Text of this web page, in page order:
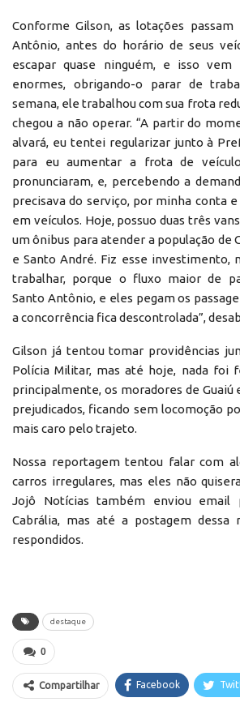
Conforme Gilson, as lotações
Antônio, antes do horário de seus
escapar quase ninguém, e isso vem
enormes, obrigando-o parar de
semana, ele trabalhou com sua frota
chegou a não operar. “A partir do
alvará, eu tentei regularizar junto à
para eu aumentar a frota de
pronunciaram, e, percebendo a
precisava do serviço, por minha conta
em veículos. Hoje, possuo duas três
um ônibus para atender a população de
e Santo André. Fiz esse investimento,
trabalhar, porque o fluxo maior de
Santo Antônio, e eles pegam os
a concorrência fica descontrolada”,
Gilson já tentou tomar providências
Polícia Militar, mas até hoje, nada foi
principalmente, os moradores de Guaiú
prejudicados, ficando sem locomoção
mais caro pelo trajeto.
Nossa reportagem tentou falar com
carros irregulares, mas eles não
Jojô Notícias também enviou email
Cabrália, mas até a postagem dessa
respondidos.
destaque
0
Compartilhar Facebook